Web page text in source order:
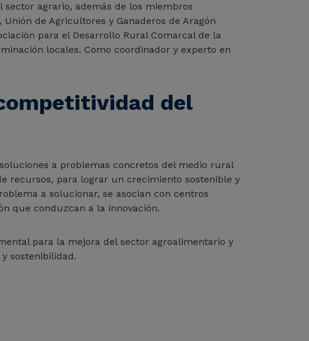
agrario, además de los miembros
de Agricultores y Ganaderos de Aragón
para el Desarrollo Rural Comarcal de la
locales. Como coordinador y experto en
del
a problemas concretos del medio rural
recursos, para lograr un crecimiento sostenible y
a solucionar, se asocian con centros
que conduzcan a la innovación.
para la mejora del sector agroalimentario y
sostenibilidad.